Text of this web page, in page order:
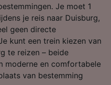
Je moet 1
je reis naar Duisburg,
geen directe
kunt een trein kiezen van
te reizen – beide
moderne en comfortabele
van bestemming